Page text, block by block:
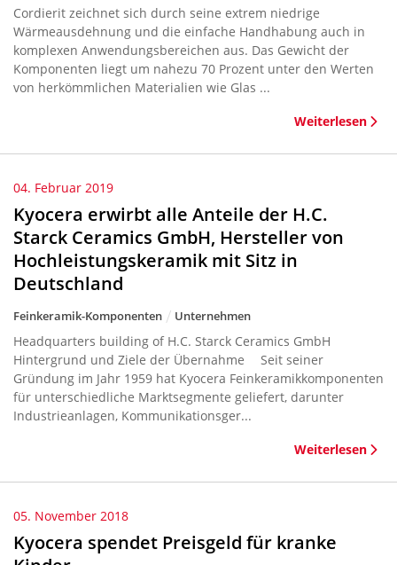
Cordierit zeichnet sich durch seine extrem niedrige
Wärmeausdehnung und die einfache Handhabung auch in
komplexen Anwendungsbereichen aus. Das Gewicht der
Komponenten liegt um nahezu 70 Prozent unter den Werten
von herkömmlichen Materialien wie Glas ...
Weiterlesen
04. Februar 2019
Kyocera erwirbt alle Anteile der H.C.
Starck Ceramics GmbH, Hersteller von
Hochleistungskeramik mit Sitz in
Deutschland
Feinkeramik-Komponenten Unternehmen
Headquarters building of H.C. Starck Ceramics GmbH
Hintergrund und Ziele der Übernahme Seit seiner
Gründung im Jahr 1959 hat Kyocera Feinkeramikkomponenten
für unterschiedliche Marktsegmente geliefert, darunter
Industrieanlagen, Kommunikationsger...
Weiterlesen
05. November 2018
Kyocera spendet Preisgeld für kranke